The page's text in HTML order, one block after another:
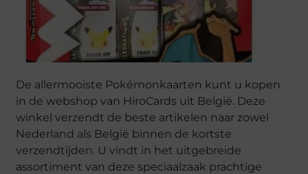
De allermooiste Pokémonkaarten kunt u kopen
in de webshop van HiroCards uit België. Deze
winkel verzendt de beste artikelen naar zowel
Nederland als België binnen de kortste
verzendtijden. U vindt in het uitgebreide
assortiment van deze speciaalzaak prachtige